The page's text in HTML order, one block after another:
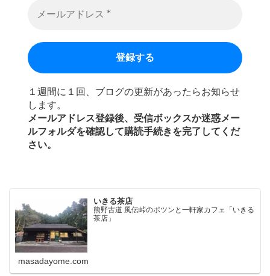
１週間に１回、ブログの更新があったらお知らせ
します。
メールアドレス登録後、受信ボックスか迷惑メー
ルフォルダを確認して購読手続きを完了してくだ
さい。
いきる茶店
熊野古道 風伝峠のポツンと一軒家カフェ「いきる
茶店」
masadayome.com